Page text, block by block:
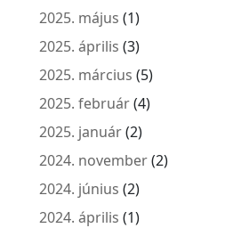
2025. május (1)
2025. április (3)
2025. március (5)
2025. február(4)
2025. január(2)
2024. november(2)
2024. június (2)
2024. április (1)